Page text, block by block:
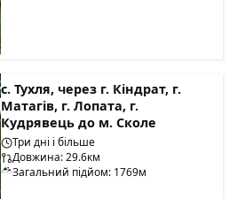
с. Тухля, через г. Кіндрат, г.
Матагів, г. Лопата, г.
Кудрявець до м. Сколе
Три дні і більше
Довжина: 29.6км
Загальний підйом: 1769м